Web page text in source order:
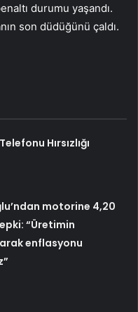
durumu yaşandı.
son düdüğünü çaldı.
Hırsızlığı
motorine 4,20
“Üretimin
enflasyonu